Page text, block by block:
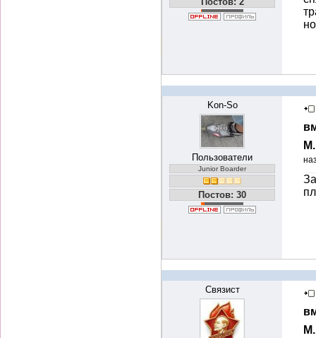
Kon-So
Пользователи
Junior Boarder
Постов: 30
Связист